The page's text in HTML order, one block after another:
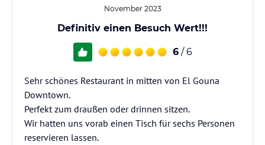
November 2023
Definitiv einen Besuch Wert!!!
6 / 6
Sehr schönes Restaurant in mitten von El Gouna
Downtown.
Perfekt zum draußen oder drinnen sitzen.
Wir hatten uns vorab einen Tisch für sechs Personen
reservieren lassen.